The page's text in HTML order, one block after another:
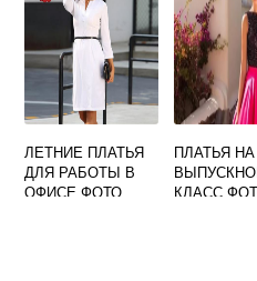
ЛЕТНИЕ ПЛАТЬЯ
ДЛЯ РАБОТЫ В
ОФИСЕ ФОТО
ПЛАТЬЯ НА
КЛАСС